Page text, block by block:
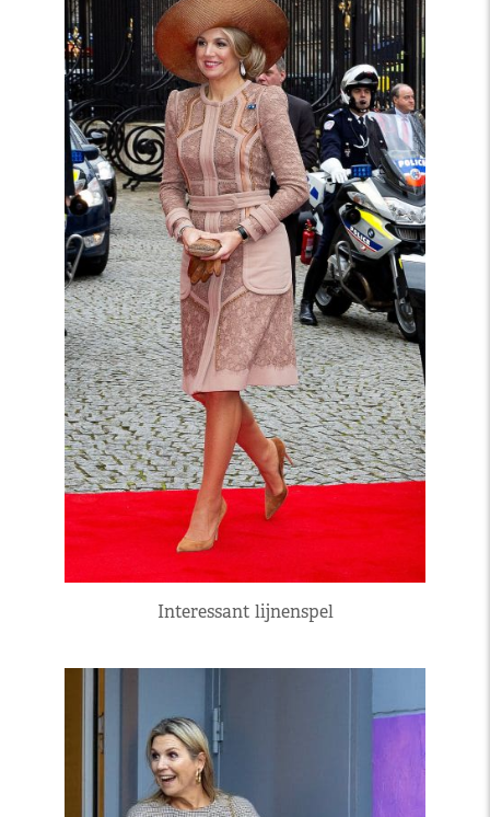
Interessant lijnenspel